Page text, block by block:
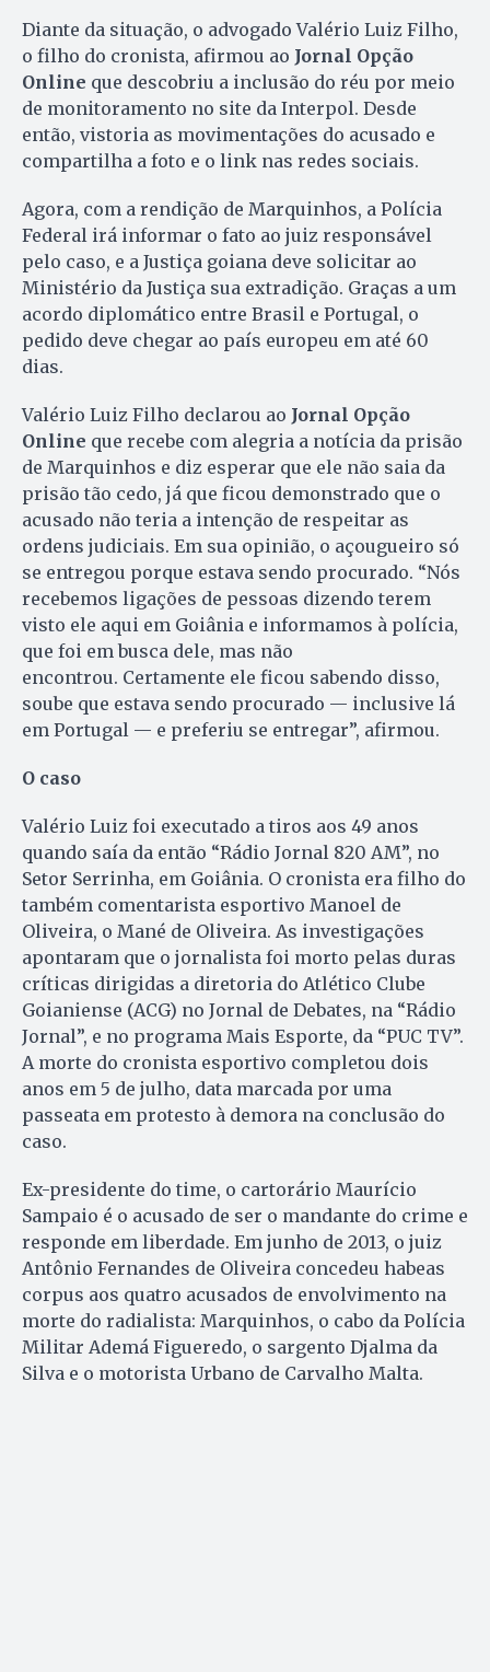
Diante da situação, o advogado Valério Luiz Filho,
o filho do cronista, afirmou ao Jornal Opção
Online que descobriu a inclusão do réu por meio
de monitoramento no site da Interpol. Desde
então, vistoria as movimentações do acusado e
compartilha a foto e o link nas redes sociais.
Agora, com a rendição de Marquinhos, a Polícia
Federal irá informar o fato ao juiz responsável
pelo caso, e a Justiça goiana deve solicitar ao
Ministério da Justiça sua extradição. Graças a um
acordo diplomático entre Brasil e Portugal, o
pedido deve chegar ao país europeu em até 60
dias.
Valério Luiz Filho declarou ao Jornal Opção
Online que recebe com alegria a notícia da prisão
de Marquinhos e diz esperar que ele não saia da
prisão tão cedo, já que ficou demonstrado que o
acusado não teria a intenção de respeitar as
ordens judiciais. Em sua opinião, o açougueiro só
se entregou porque estava sendo procurado. “Nós
recebemos ligações de pessoas dizendo terem
visto ele aqui em Goiânia e informamos à polícia,
que foi em busca dele, mas não
encontrou. Certamente ele ficou sabendo disso,
soube que estava sendo procurado — inclusive lá
em Portugal — e preferiu se entregar”, afirmou.
O caso
Valério Luiz foi executado a tiros aos 49 anos
quando saía da então “Rádio Jornal 820 AM”, no
Setor Serrinha, em Goiânia. O cronista era filho do
também comentarista esportivo Manoel de
Oliveira, o Mané de Oliveira. As investigações
apontaram que o jornalista foi morto pelas duras
críticas dirigidas a diretoria do Atlético Clube
Goianiense (ACG) no Jornal de Debates, na “Rádio
Jornal”, e no programa Mais Esporte, da “PUC TV”.
A morte do cronista esportivo completou dois
anos em 5 de julho, data marcada por uma
passeata em protesto à demora na conclusão do
caso.
Ex-presidente do time, o cartorário Maurício
Sampaio é o acusado de ser o mandante do crime e
responde em liberdade. Em junho de 2013, o juiz
Antônio Fernandes de Oliveira concedeu habeas
corpus aos quatro acusados de envolvimento na
morte do radialista: Marquinhos, o cabo da Polícia
Militar Ademá Figueredo, o sargento Djalma da
Silva e o motorista Urbano de Carvalho Malta.